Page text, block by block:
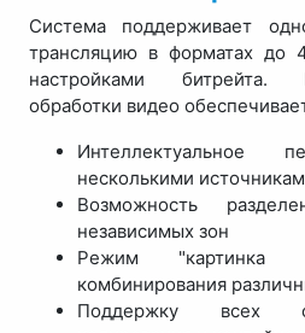
Система поддерживает
трансляцию в форматах до
настройками битрейта.
обработки видео
Интеллектуальное
несколькими
Возможность
независимых зон
Режим
комбинирования
Поддержку всех